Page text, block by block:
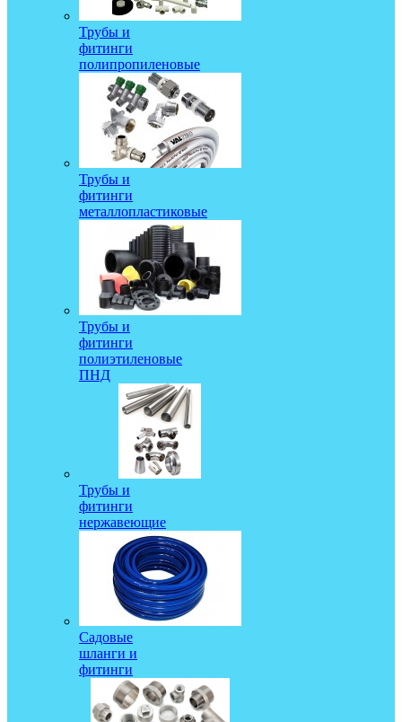
Трубы и
фитинги
полипропиленовые
Трубы и
фитинги
металлопластиковые
Трубы и
фитинги
полиэтиленовые
ПНД
Трубы и
фитинги
нержавеющие
Садовые
шланги и
фитинги